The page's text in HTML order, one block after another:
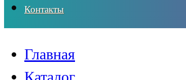
Контакты
Главная